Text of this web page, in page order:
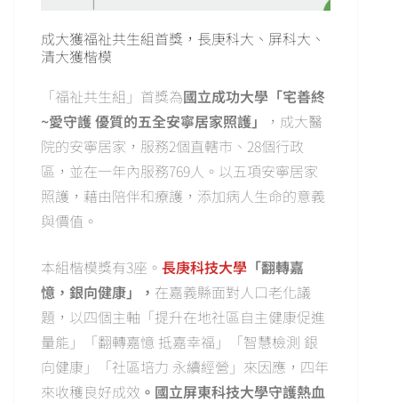
成大獲福祉共生組首獎，長庚科大、屏科大、
清大獲楷模
「福祉共生組」首獎為國立成功大學「宅善終
~愛守護 優質的五全安寧居家照護」
，成大醫
院的安寧居家，服務2個直轄市、28個行政
區，並在一年內服務769人。以五項安寧居家
照護，藉由陪伴和療護，添加病人生命的意義
與價值。
本組楷模獎有3座。 長庚科技大學 「翻轉嘉
憶，銀向健康」， 在嘉義縣面對人口老化議
題，以四個主軸「提升在地社區自主健康促進
量能」「翻轉嘉憶 抵嘉幸福」「智慧檢測 銀
向健康」「社區培力 永續經營」來因應，四年
來收穫良好成效 。國立屏東科技大學守護熱血